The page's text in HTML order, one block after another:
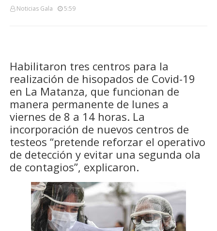
Noticias Gala 5:59
Habilitaron tres centros para la
realización de hisopados de Covid-19
en La Matanza, que funcionan de
manera permanente de lunes a
viernes de 8 a 14 horas. La
incorporación de nuevos centros de
testeos “pretende reforzar el operativo
de detección y evitar una segunda ola
de contagios”, explicaron.